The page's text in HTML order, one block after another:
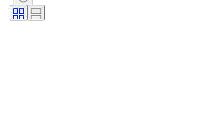
出售者